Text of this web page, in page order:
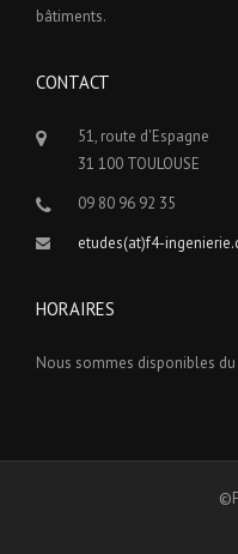
bâtiments.
CONTACT
51, route d'Espagne
31 100 TOULOUSE
09 80 96 92 35
etudes(at)f4-
HORAIRES
Nous sommes disponibles